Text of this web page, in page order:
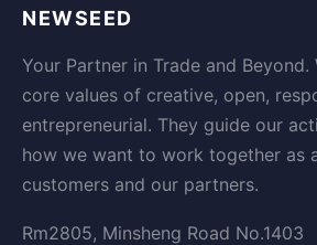
NEWSEED
Your Partner in Trade and
core values of creative, open,
entrepreneurial. They guide our
how we want to work together as
customers and our partners.
Rm2805, Minsheng Road No.1403